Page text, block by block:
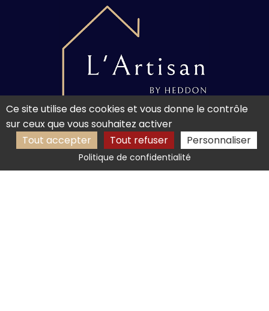
49080 Bouchemaine
07 83 21 26 86
Ce site utilise des cookies et vous donne le contrôle
sur ceux que vous souhaitez activer
Tout accepter
Tout refuser Personnaliser
Politique de confidentialité